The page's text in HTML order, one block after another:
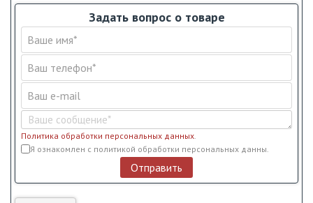
Задать вопрос о товаре
Политика обработки персональных данных.
Условия обслуживания*
Я ознакомлен с политикой обработки персональных данны.
Отправить